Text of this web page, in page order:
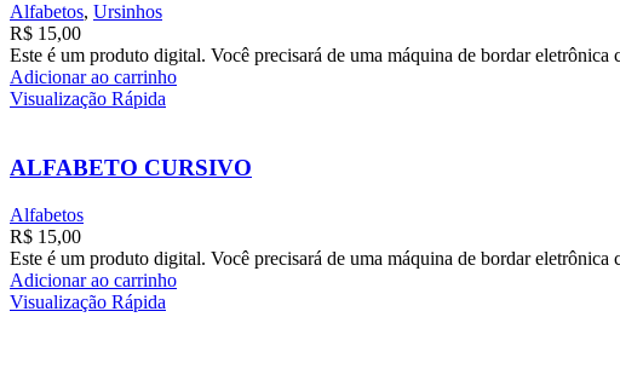
Alfabetos, Ursinhos
R$ 15,00
Este é um produto digital. Você precisará de uma máquina de bordar
Adicionar ao carrinho
Visualização Rápida
ALFABETO CURSIVO
Alfabetos
R$ 15,00
Este é um produto digital. Você precisará de uma máquina de bordar
Adicionar ao carrinho
Visualização Rápida